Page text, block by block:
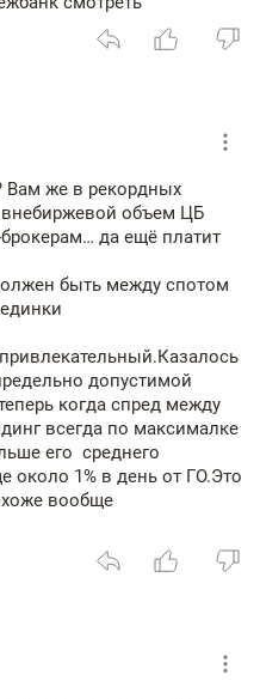
Вам же в рекордных
объем ЦБ
да ещё платит
быть между спотом
допустимой
когда спред между
всегда по максималке
его среднего
1% в день от ГО.Это
вообще